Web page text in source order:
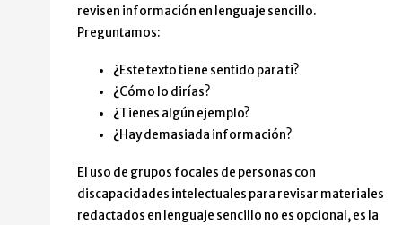
revisen información en lenguaje sencillo.
Preguntamos:
¿Este texto tiene sentido para ti?
¿Cómo lo dirías?
¿Tienes algún ejemplo?
¿Hay demasiada información?
El uso de grupos focales de personas con
discapacidades intelectuales para revisar materiales
redactados en lenguaje sencillo no es opcional, es la